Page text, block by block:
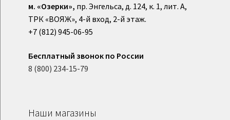
м. «Озерки», пр. Энгельса, д. 124, к. 1, лит. А,
ТРК «ВОЯЖ», 4-й вход, 2-й этаж.
+7 (812) 945-06-95
Бесплатный звонок по России
8 (800) 234-15-79
Наши магазины